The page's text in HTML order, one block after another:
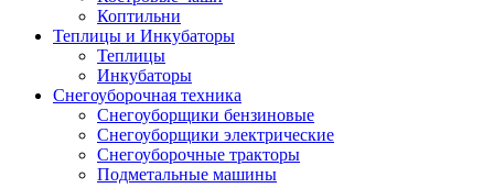
Коптильни
Теплицы и Инкубаторы
Теплицы
Инкубаторы
Снегоуборочная техника
Снегоуборщики бензиновые
Снегоуборщики электрические
Снегоуборочные тракторы
Подметальные машины